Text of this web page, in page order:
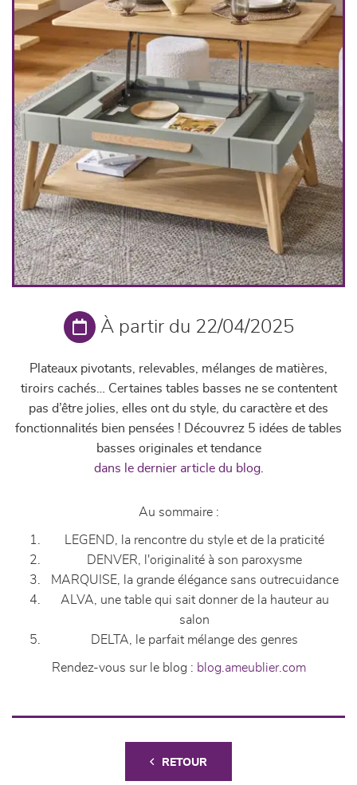
décoration
À partir du 22/04/2025
Plateaux pivotants, relevables, mélanges de matières,
tiroirs cachés… Certaines tables basses ne se contentent
pas d’être jolies, elles ont du style, du caractère et des
fonctionnalités bien pensées ! Découvrez 5 idées de tables
basses originales et tendance
dans le dernier article du blog.
Au sommaire :
LEGEND, la rencontre du style et de la praticité
DENVER, l'originalité à son paroxysme
MARQUISE, la grande élégance sans outrecuidance
ALVA, une table qui sait donner de la hauteur au
salon
DELTA, le parfait mélange des genres
Rendez-vous sur le blog : blog.ameublier.com
RETOUR